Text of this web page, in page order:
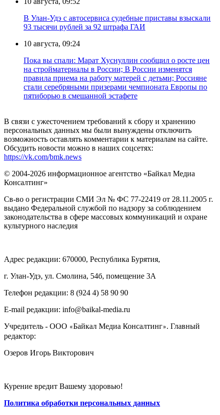
В Улан-Удэ с автосервиса судебные приставы взыскали
93 тысячи рублей за 92 штрафа ГАИ
10 августа, 09:24
Пока вы спали: Марат Хуснуллин сообщил о росте цен
на стройматериалы в России; В России изменятся
правила приема на работу матерей с детьми; Россияне
стали серебряными призерами чемпионата Европы по
пятиборью в смешанной эстафете
В связи с ужесточением требований к сбору и хранению
персональных данных мы были вынуждены отключить
возможность оставлять комментарии к материалам на сайте.
Обсудить новости можно в наших соцсетях:
https://vk.com/bmk.news
© 2004-2026 информационное агентство «Байкал Медиа
Консалтинг»
Св-во о регистрации СМИ Эл № ФС 77-22419 от 28.11.2005 г.
выдано Федеральной службой по надзору за соблюдением
законодательства в сфере массовых коммуникаций и охране
культурного наследия
Адрес редакции: 670000, Республика Бурятия,
г. Улан-Удэ, ул. Смолина, 54б, помещение 3А
Телефон редакции: ‎‎8 (924 4) 58 90 90
E-mail редакции: info@baikal-media.ru
Учредитель - ООО «Байкал Медиа Консалтинг». Главный
редактор:
Озеров Игорь Викторович
Курение вредит Вашему здоровью!
Политика обработки персональных данных